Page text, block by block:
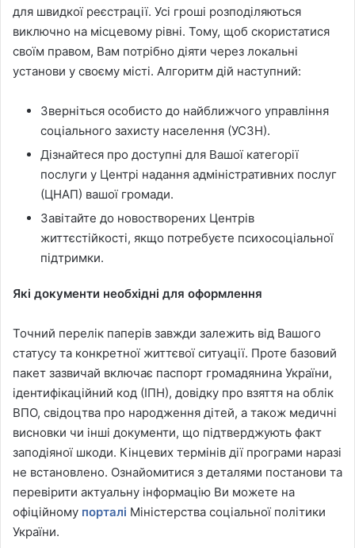
для швидкої реєстрації. Усі гроші розподіляються
виключно на місцевому рівні. Тому, щоб скористатися
своїм правом, Вам потрібно діяти через локальні
установи у своєму місті. Алгоритм дій наступний:
Зверніться особисто до найближчого управління
соціального захисту населення (УСЗН).
Дізнайтеся про доступні для Вашої категорії
послуги у Центрі надання адміністративних послуг
(ЦНАП) вашої громади.
Завітайте до новостворених Центрів
життєстійкості, якщо потребуєте психосоціальної
підтримки.
Які документи необхідні для оформлення
Точний перелік паперів завжди залежить від Вашого
статусу та конкретної життєвої ситуації. Проте базовий
пакет зазвичай включає паспорт громадянина України,
ідентифікаційний код (ІПН), довідку про взяття на облік
ВПО, свідоцтва про народження дітей, а також медичні
висновки чи інші документи, що підтверджують факт
заподіяної шкоди. Кінцевих термінів дії програми наразі
не встановлено. Ознайомитися з деталями постанови та
перевірити актуальну інформацію Ви можете на
офіційному порталі Міністерства соціальної політики
України.